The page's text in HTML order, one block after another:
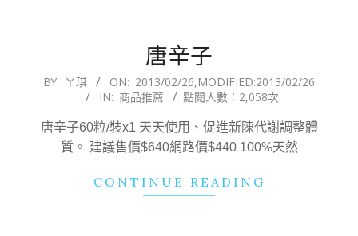
唐辛子
2013-
26
BY: ㄚ琪 ON: 2013/02/26,MODIFIED:2013/02/26
IN: 商品推薦 點閱人數：2,058次
唐辛子60粒/裝x1 天天使用、促進新陳代謝調整體
質。 建議售價$640網路價$440 100%天然
CONTINUE READING